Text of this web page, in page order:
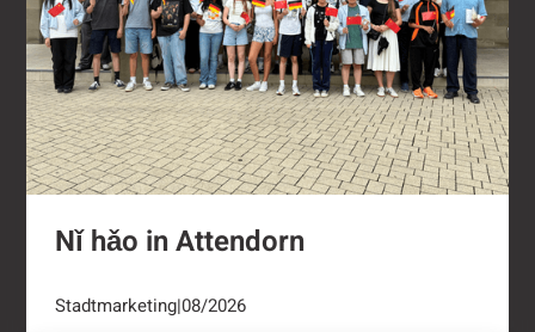
Nǐ hǎo in Attendorn
Stadtmarketing|08/2026